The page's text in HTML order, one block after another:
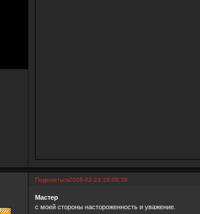
Поделиться2008-02-24 18:08:39
Мастер
c моей стороны настороженность и уважение.